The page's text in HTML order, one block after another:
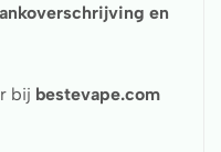
en
bij bestevape.com